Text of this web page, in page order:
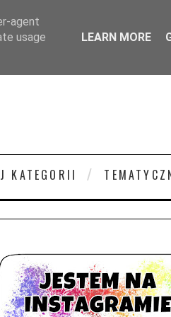
KATEGORII
agent
usage
LEARN MORE